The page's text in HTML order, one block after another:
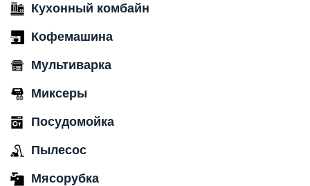
Кухонный комбайн
Кофемашина
Мультиварка
Миксеры
Посудомойка
Пылесос
Мясорубка